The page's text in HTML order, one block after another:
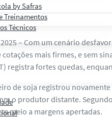
by Safras
Treinamentos
Técnicos
– Com um cenário
mais firmes, e sem
registra fortes quedas,
de soja registrou
o produtor distante.
meio a margens apertadas.